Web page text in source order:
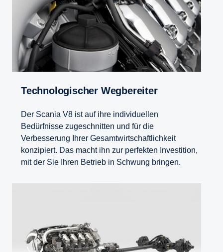
Techno­lo­gi­scher Wegbe­reiter
Der Scania V8 ist auf ihre individuellen
Bedürfnisse zugeschnitten und für die
Verbesserung Ihrer Gesamtwirtschaftlichkeit
konzipiert. Das macht ihn zur perfekten Investition,
mit der Sie Ihren Betrieb in Schwung bringen.